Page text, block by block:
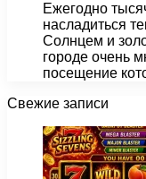
Ежегодно
насладиться
Солнцем и
городе очень
посещение
Свежие записи